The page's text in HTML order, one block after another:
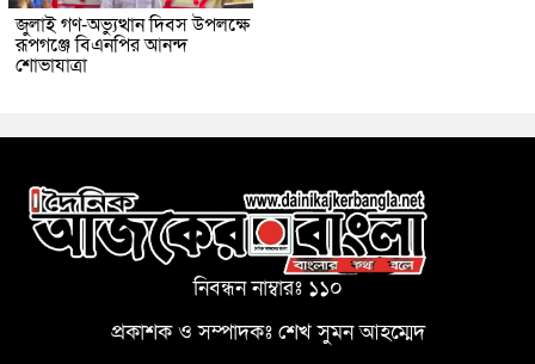
জুলাই গণ-অভ্যুত্থান দিবস উপলক্ষে
রূপগঞ্জে বিএনপির আনন্দ
শোভাযাত্রা
নিবন্ধন নাম্বারঃ ১১০
প্রকাশক ও সম্পাদকঃ শেখ সুমন আহম্মেদ